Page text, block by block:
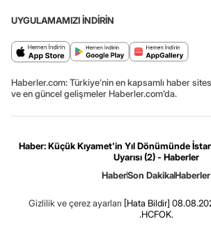
UYGULAMAMIZI İNDİRİN
Haberler.com: Türkiye’nin en kapsamlı haber
ve en güncel gelişmeler Haberler.com’da.
Haber: Küçük Kıyamet'in Yıl Dönümünde
Uyarısı (2) - Haberler
HaberSon DakikaHaberler
Gizlilik ve çerez ayarları [Hata Bildir]
.HCFOK.